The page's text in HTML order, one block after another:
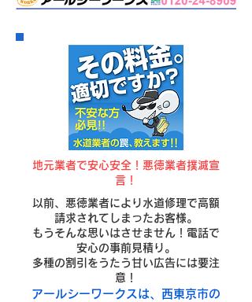
​地元業者で安心安全！悪徳業者撲滅宣
言！
以前、悪徳業者により水道修理で高額
請求されてしまったお客様。
もうそんな思いはさせません！電話で
安心の事前見積り。
多種の割引をうたう甘い広告には要注
意！
​アールシーワークスは、西東京市の